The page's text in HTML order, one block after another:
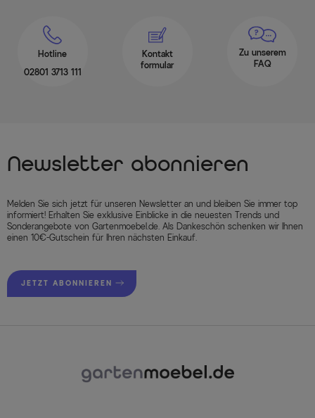
Hotline
02801 3713 111
Kontakt
formular
Zu unserem
FAQ
Newsletter abonnieren
Melden Sie sich jetzt für unseren Newsletter an und bleiben Sie immer top
informiert! Erhalten Sie exklusive Einblicke in die neuesten Trends und
Sonderangebote von Gartenmoebel.de. Als Dankeschön schenken wir Ihnen
einen 10€-Gutschein für Ihren nächsten Einkauf.
JETZT ABONNIEREN